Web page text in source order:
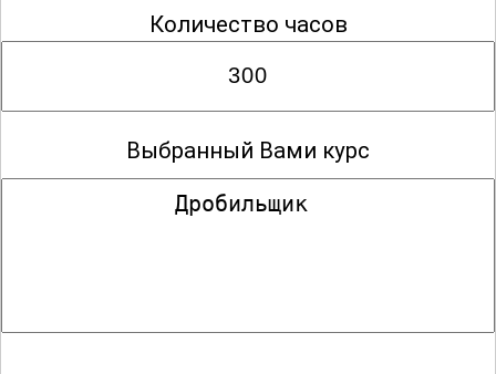
Количество часов
Выбранный Вами курс